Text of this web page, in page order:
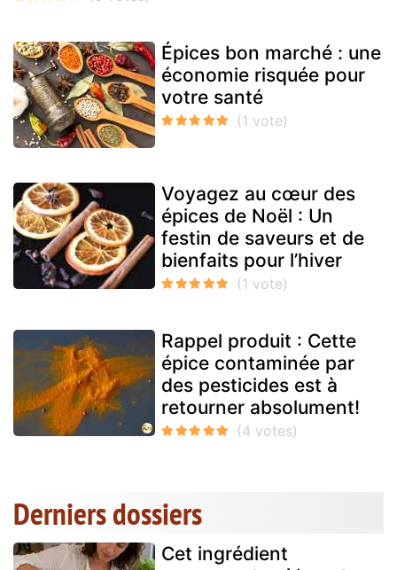
Épices bon marché : une
économie risquée pour
votre santé
Voyagez au cœur des
épices de Noël : Un
festin de saveurs et de
bienfaits pour l’hiver
Rappel produit : Cette
épice contaminée par
des pesticides est à
retourner absolument!
Derniers dossiers
Cet ingrédient